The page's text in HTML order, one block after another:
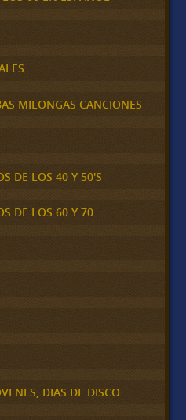
MILONGAS CANCIONES
DE LOS 40 Y 50'S
DE LOS 60 Y 70
DIAS DE DISCO